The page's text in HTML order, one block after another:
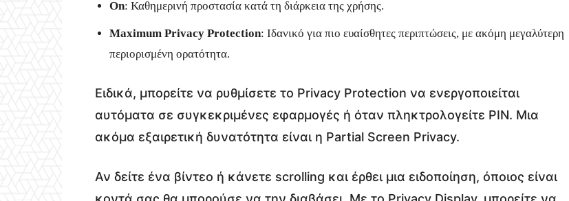
On: Καθημερινή προστασία κατά τη διάρκεια της χρήσης.
Maximum Privacy Protection: Ιδανικό για πιο ευαίσθητες περιπτώσεις, με ακόμη μεγαλύτερη
περιορισμένη ορατότητα.
Ειδικά, μπορείτε να ρυθμίσετε το Privacy Protection να ενεργοποιείται
αυτόματα σε συγκεκριμένες εφαρμογές ή όταν πληκτρολογείτε PIN. Μια
ακόμα εξαιρετική δυνατότητα είναι η Partial Screen Privacy.
Αν δείτε ένα βίντεο ή κάνετε scrolling και έρθει μια ειδοποίηση, όποιος είναι